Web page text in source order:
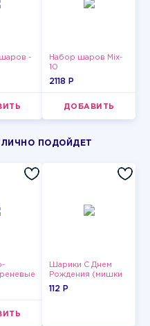
-
Набор шаров Mix-
10
2118 P
ДОБАВИТЬ
ПОДОЙДЕТ
Шарики С Днем
Рождения (мишки
и тортики)
112 P